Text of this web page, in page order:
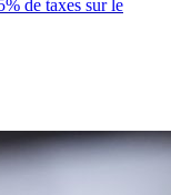
de taxes sur le